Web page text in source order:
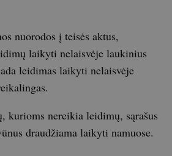
nuorodos į teisės aktus,
laikyti nelaisvėje laukinius
leidimas laikyti nelaisvėje
kurioms nereikia leidimų, sąrašus
draudžiama laikyti namuose.